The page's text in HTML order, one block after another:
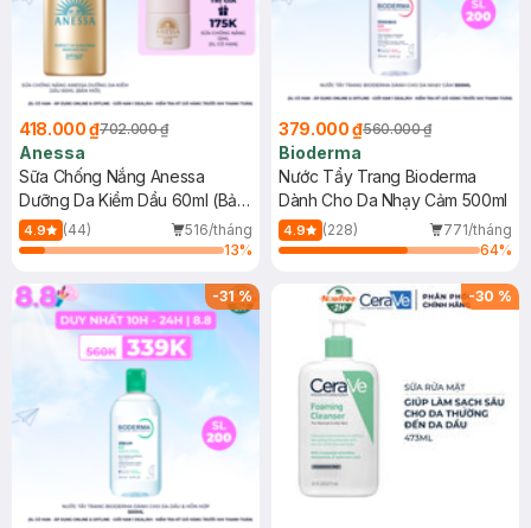
418.000 ₫702.000 ₫
Anessa
Sữa Chống Nắng Anessa
Dưỡng Da Kiềm Dầu 60ml (Bản
Mới)
4.9 (44)
516/tháng
13%
379.000 ₫560.000 ₫
Bioderma
Nước Tẩy Trang Bioderma
Dành Cho Da Nhạy Cảm 500ml
4.9 (228)
771/tháng
64%
-31% -30 %